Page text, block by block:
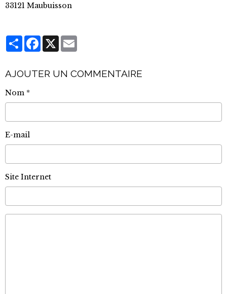
33121 Maubuisson
PartagerFacebook
X
AJOUTER UN COMMENTAIRE
Nom
E-mail
Site Internet